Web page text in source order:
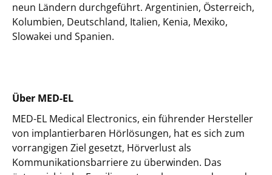
neun Ländern durchgeführt. Argentinien, Österreich,
Kolumbien, Deutschland, Italien, Kenia, Mexiko,
Slowakei und Spanien.
Über MED-EL
MED-EL Medical Electronics, ein führender Hersteller
von implantierbaren Hörlösungen, hat es sich zum
vorrangigen Ziel gesetzt, Hörverlust als
Kommunikationsbarriere zu überwinden. Das